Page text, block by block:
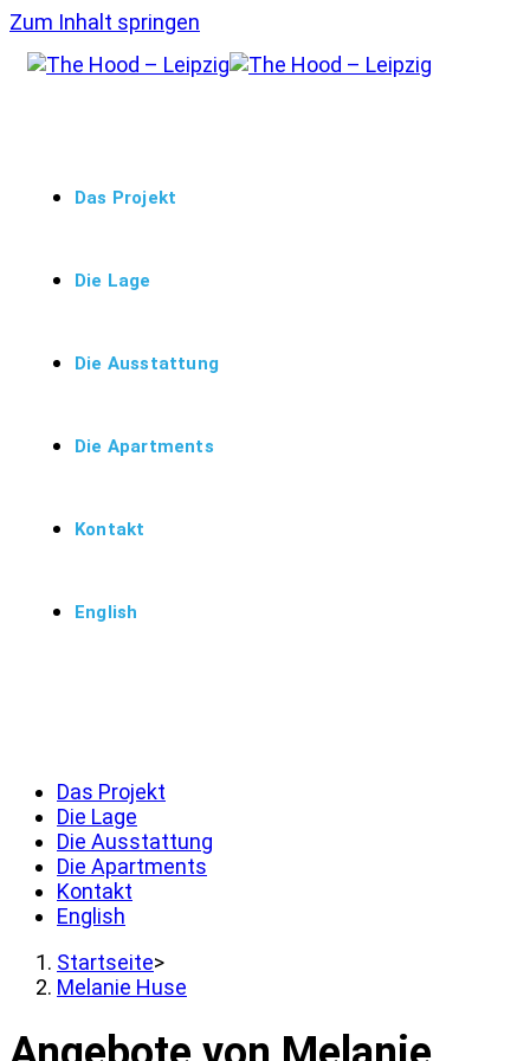
Zum Inhalt springen
Das Projekt
Die Lage
Die Ausstattung
Die Apartments
Kontakt
English
Das Projekt
Die Lage
Die Ausstattung
Die Apartments
Kontakt
English
Startseite>
Melanie Huse